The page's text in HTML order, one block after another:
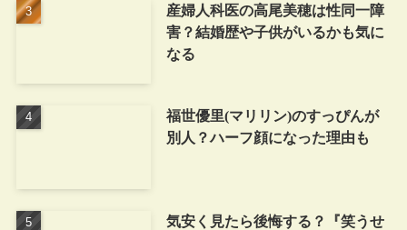
産婦人科医の高尾美穂は性同一障
害？結婚歴や子供がいるかも気に
なる
福世優里(マリリン)のすっぴんが
別人？ハーフ顔になった理由も
気安く見たら後悔する？『笑うせ